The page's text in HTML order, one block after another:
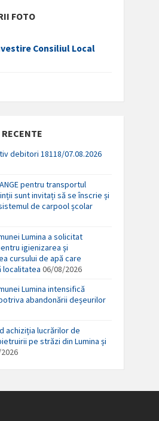
FOTO
Consiliul Local
debitori 18118/07.08.2026
pentru transportul
sunt invitați să se înscrie și
de carpool școlar
Lumina a solicitat
igienizarea și
cursului de apă care
localitatea 06/08/2026
Lumina intensifică
abandonării deșeurilor
achiziția lucrărilor de
pe străzi din Lumina și